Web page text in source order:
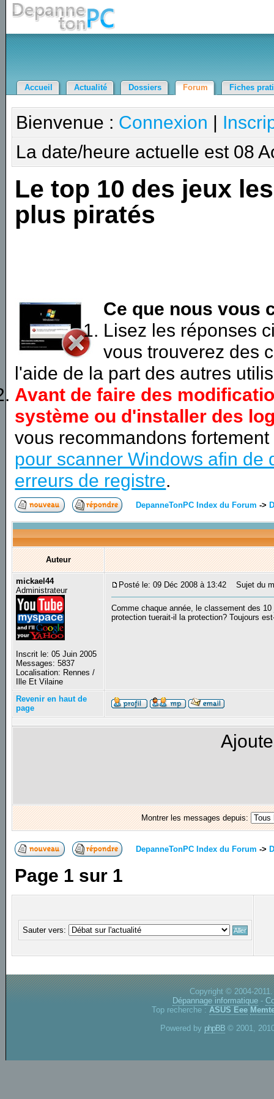
Accueil Actualité Dossiers Forum Fiches
Bienvenue : Connexion |
La date/heure actuelle est 08
Le top 10 des jeux les
plus piratés
Ce que nous vous
Lisez les réponses
vous trouverez des
l'aide de la part des autres
Avant de faire des
système ou d'installer des
vous recommandons
pour scanner Windows afin de
erreurs de registre.
DepanneTonPC Index du Forum ->
Auteur
mickael44
Administrateur
Inscrit le: 05 Juin 2005
Messages: 5837
Localisation: Rennes /
Ille Et Vilaine
Posté le: 09 Déc 2008 à 13:42 Sujet du
Comme chaque année, le classement des
protection tuerait-il la protection? Toujours
Revenir en haut de
page
Montrer les messages depuis:
DepanneTonPC Index du Forum ->
Page 1 sur 1
Sauter vers:
Copyright © 2004-
Dépannage informatique -
Top recherche : ASUS Eee
Powered by phpBB © 2001,